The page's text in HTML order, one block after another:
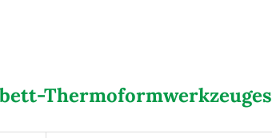
Thermoformwerkzeuges